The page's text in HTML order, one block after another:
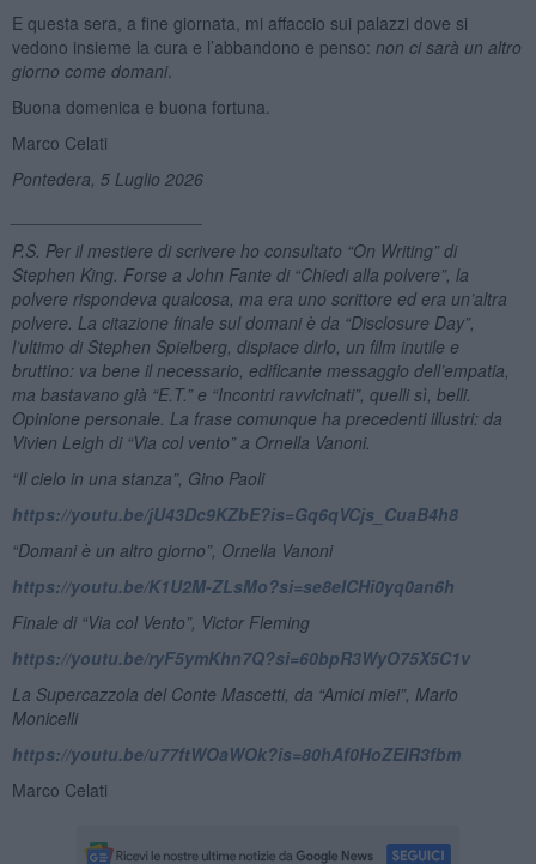
E questa sera, a fine giornata, mi affaccio sui palazzi dove si
vedono insieme la cura e l’abbandono e penso: non ci sarà un altro
giorno come domani.
Buona domenica e buona fortuna.
Marco Celati
Pontedera, 5 Luglio 2026
P.S. Per il mestiere di scrivere ho consultato “On Writing” di
Stephen King. Forse a John Fante di “Chiedi alla polvere”, la
polvere rispondeva qualcosa, ma era uno scrittore ed era un’altra
polvere. La citazione finale sul domani è da “Disclosure Day”,
l’ultimo di Stephen Spielberg, dispiace dirlo, un film inutile e
bruttino: va bene il necessario, edificante messaggio dell’empatia,
ma bastavano già “E.T.” e “Incontri ravvicinati”, quelli sì, belli.
Opinione personale. La frase comunque ha precedenti illustri: da
Vivien Leigh di “Via col vento” a Ornella Vanoni.
“Il cielo in una stanza”, Gino Paoli
https://youtu.be/jU43Dc9KZbE?is=Gq6qVCjs_CuaB4h8
“Domani è un altro giorno”, Ornella Vanoni
https://youtu.be/K1U2M-ZLsMo?si=se8eICHi0yq0an6h
Finale di “Via col Vento”, Victor Fleming
https://youtu.be/ryF5ymKhn7Q?si=60bpR3WyO75X5C1v
La Supercazzola del Conte Mascetti, da “Amici miei”, Mario
Monicelli
https://youtu.be/u77ftWOaWOk?is=80hAf0HoZEIR3fbm
Marco Celati